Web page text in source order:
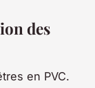
des
en PVC.